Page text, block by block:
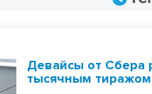
Девайсы от Сбера
тысячным тиражом